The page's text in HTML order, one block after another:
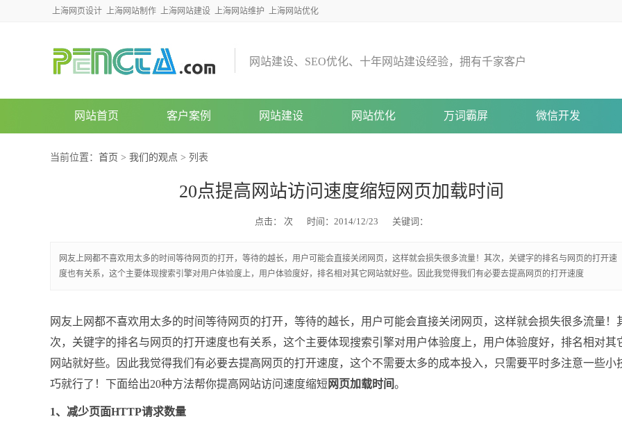
上海网页设计 上海网站制作 上海网站建设 上海网站维护 上海网站优化
网 站建设、 SEO优化、 十年网 站建设经验， 拥有千家客户
网站首页 客户案例 网站建设 网站优化 万词霸屏 微信开发
当前位置： 首页 > 我们的观点 > 列表
20点提高网站访问速度缩短网页加载时间
点击： 次 时间：2014/12/23 关键词：
网友上网都不喜欢用太多的时间等待网页的打开，等待的越长，用户可能会直接关闭网页，这样就会损失很多流量！其次，关键字的排名与网页的打开速
度也有关系，这个主要体现搜索引擎对用户体验度上，用户体验度好，排名相对其它网站就好些。因此我觉得我们有必要去提高网页的打开速度
网友上网都不喜欢用太多的时间等待网页的打开，等待的越长，用户可能会直接关闭网页，这样就会损失很多流量！
次，关键字的排名与网页的打开速度也有关系，这个主要体现搜索引擎对用户体验度上，用户体验度好，排名相对其
网站就好些。因此我觉得我们有必要去提高网页的打开速度，这个不需要太多的成本投入，只需要平时多注意一些小
巧就行了！下面给出20种方法帮你提高网站访问速度缩短 网页加载时间。
1、减少页面HTTP请求数量